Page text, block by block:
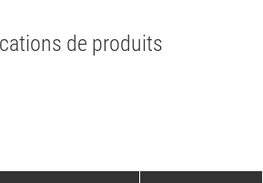
de produits